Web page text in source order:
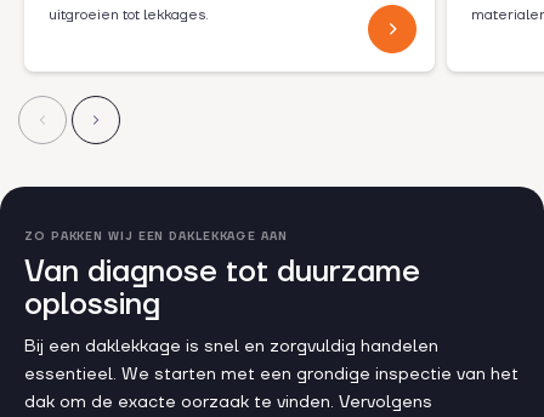
uitgroeien tot lekkages.
ZO PAKKEN WIJ EEN DAKLEKKAGE AAN
Van diagnose tot duurzame
oplossing
Bij een daklekkage is snel en zorgvuldig handelen
essentieel. We starten met een grondige inspectie van het
dak om de exacte oorzaak te vinden. Vervolgens